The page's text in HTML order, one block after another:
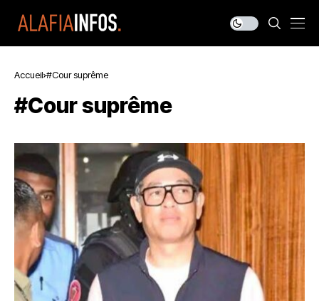
Accueil #Cour suprême
#Cour suprême